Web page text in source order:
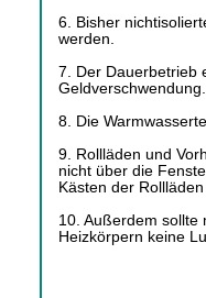
6. Bisher
werden.
7. Der Dauerbetrieb
Geldverschwendung.
8. Die
9. Rollläden und
nicht über die
Kästen der
10. Außerdem sollte
Heizkörpern keine